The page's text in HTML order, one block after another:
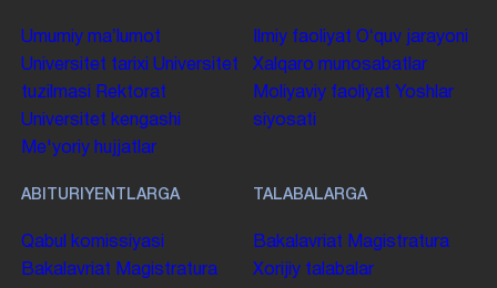
Umumiy maʼlumot
Universitet tarixi Universitet
tuzilmasi
Rektorat
Universitet kengashi
Me'yoriy hujjatlar
Ilmiy faoliyat Oʻquv jarayoni
Xalqaro munosabatlar
Moliyaviy faoliyat Yoshlar
siyosati
ABITURIYENTLARGA
Qabul komissiyasi
Bakalavriat Magistratura
TALABALARGA
Bakalavriat Magistratura
Xorijiy talabalar